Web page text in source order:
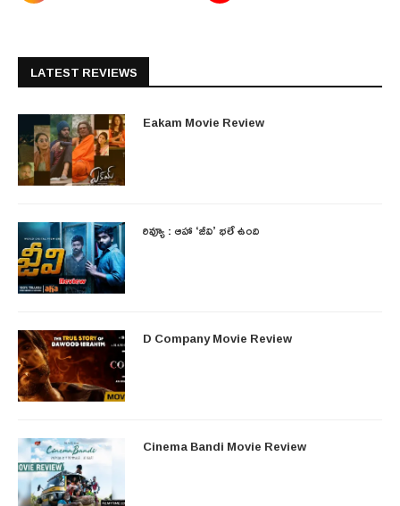
LATEST REVIEWS
Eakam Movie Review
రివ్యూ : ఆహా ‘జీవి’ భలే ఉంది
D Company Movie Review
Cinema Bandi Movie Review